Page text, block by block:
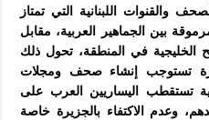
والقنوات اللبنانية التي تمتاز
بين الجماهير العربية، مقابل
الخليجية في المنطقة، تحول ذلك
تستوجب إنشاء صحف ومجلات
تستقطب اليساريين العرب على
وعدم الاكتفاء بالجزيرة خاصة